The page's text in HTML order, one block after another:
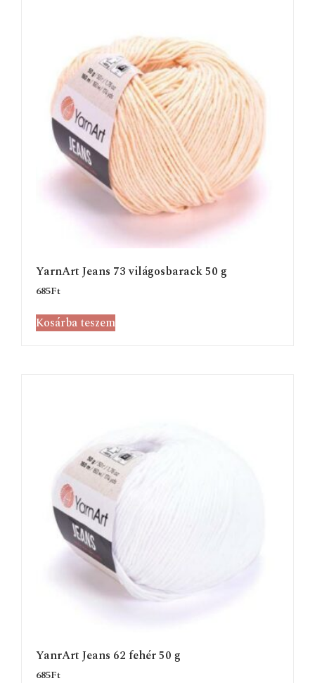
YarnArt Jeans 73 világosbarack 50 g
685Ft
Kosárba teszem
YanrArt Jeans 62 fehér 50 g
685Ft